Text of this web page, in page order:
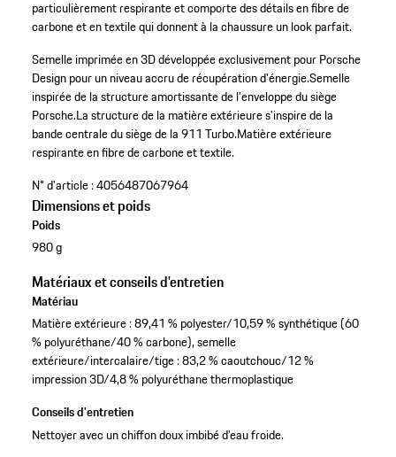
particulièrement respirante et comporte des détails en fibre de
carbone et en textile qui donnent à la chaussure un look parfait.
Semelle imprimée en 3D développée exclusivement pour Porsche
Design pour un niveau accru de récupération d'énergie.Semelle
inspirée de la structure amortissante de l'enveloppe du siège
Porsche.La structure de la matière extérieure s'inspire de la
bande centrale du siège de la 911 Turbo.Matière extérieure
respirante en fibre de carbone et textile.
N° d'article :4056487067964
Dimensions et poids
Poids
980 g
Matériaux et conseils d'entretien
Matériau
Matière extérieure : 89,41 % polyester/10,59 % synthétique (60
% polyuréthane/40 % carbone), semelle
extérieure/intercalaire/tige : 83,2 % caoutchouc/12 %
impression 3D/4,8 % polyuréthane thermoplastique
Conseils d'entretien
Nettoyer avec un chiffon doux imbibé d’eau froide.